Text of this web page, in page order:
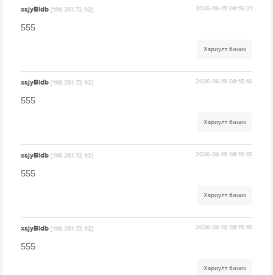
xsjyBldb[198.251.72.92] 2026-06-19 08:15:21
555
Хариулт бичих
xsjyBldb[198.251.72.92] 2026-06-19 08:15:16
555
Хариулт бичих
xsjyBldb[198.251.72.92] 2026-06-19 08:15:15
555
Хариулт бичих
xsjyBldb[198.251.72.92] 2026-06-19 08:15:15
555
Хариулт бичих